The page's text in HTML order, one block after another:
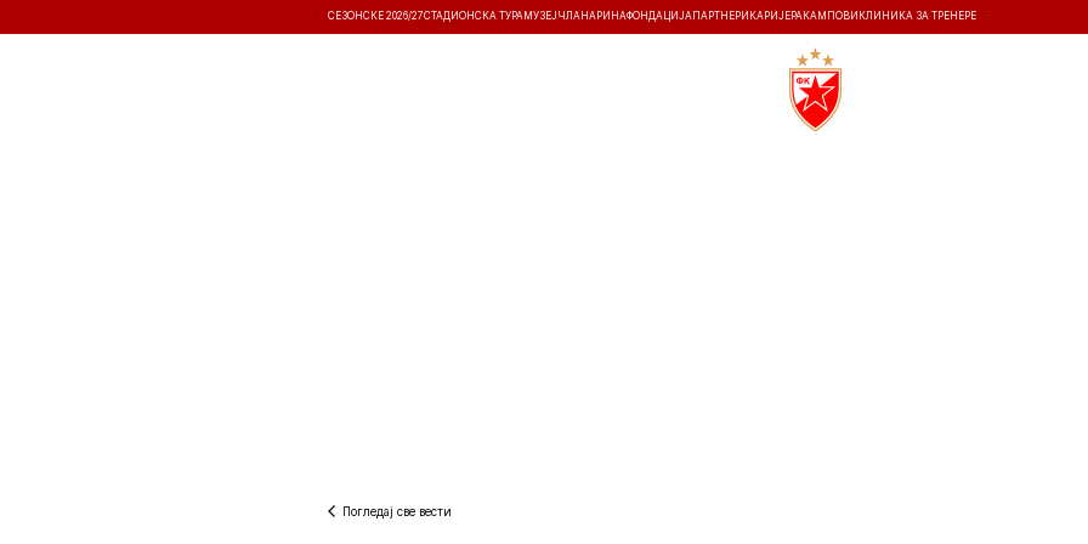
СЕЗОНСКЕ 2026/27СТАДИОНСКА ТУРА МУЗЕЈ ЧЛАНАРИНАФОНДАЦИЈА ПАРТНЕРИ КАРИЈЕРА КАМПОВИ КЛИНИКА ЗА ТРЕНЕРЕ
Погледај све вести